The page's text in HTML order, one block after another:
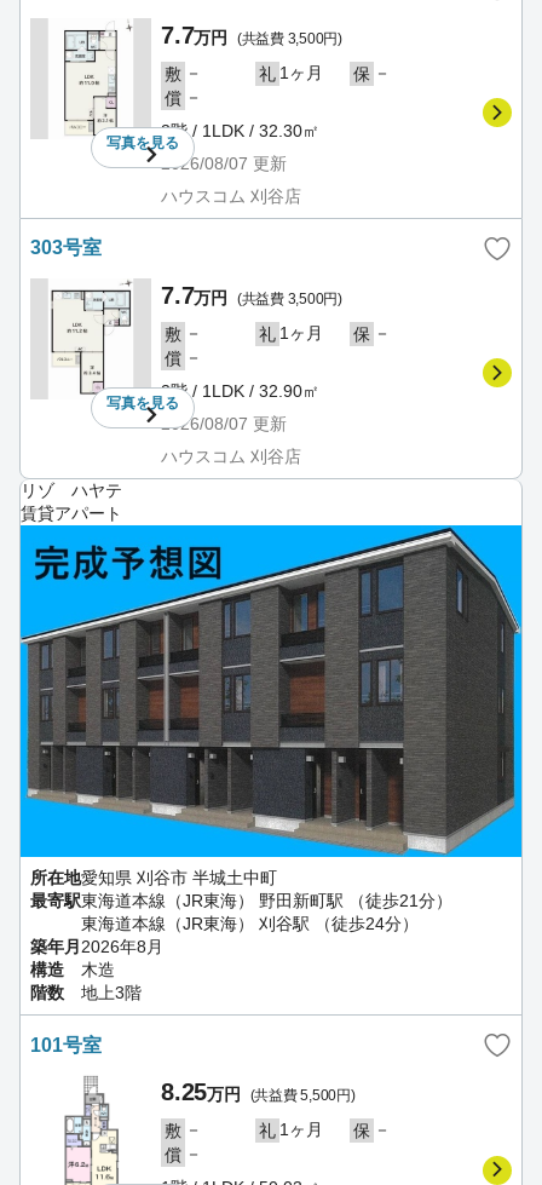
写真を見る
7.7万円 (共益費 3,500円)
敷 － 礼 1ヶ月 保 －
償 －
3階 / 1LDK / 32.30㎡
2026/08/07 更新
ハウスコム 刈谷店
303号室
写真を見る
7.7万円 (共益費 3,500円)
敷 － 礼 1ヶ月 保 －
償 －
3階 / 1LDK / 32.90㎡
2026/08/07 更新
ハウスコム 刈谷店
リゾ ハヤテ
賃貸アパート
所在地愛知県 刈谷市 半城土中町
最寄駅東海道本線（JR東海） 野田新町駅 （徒歩21分）
東海道本線（JR東海） 刈谷駅 （徒歩24分）
築年月 2026年8月
構造
木造
階数
地上3階
101号室
8.25万円 (共益費 5,500円)
敷 － 礼 1ヶ月 保 －
償 －